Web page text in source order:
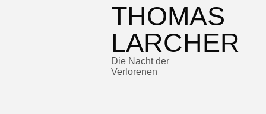
THOMAS
LARCHER
Die Nacht der
Verlorenen